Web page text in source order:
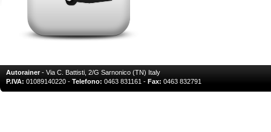
Autorainer- Via C. Battisti, 2/G Sarnonico (TN) Italy
P.IVA: 01089140220 - Telefono: 0463 831161 - Fax: 0463 832791